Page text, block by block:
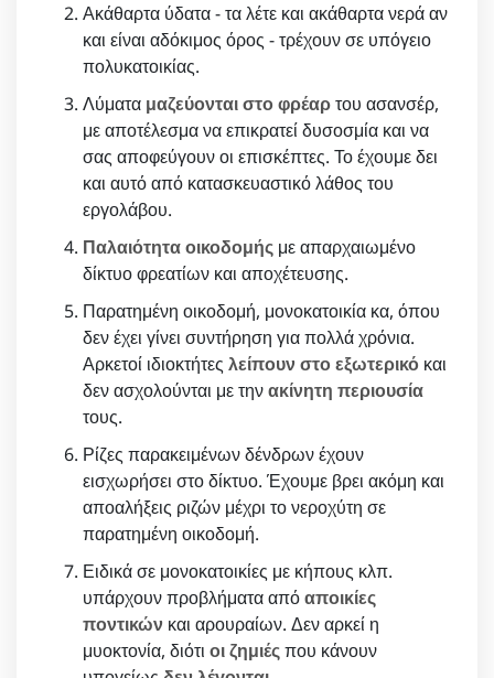
Ακάθαρτα ύδατα - τα λέτε και ακάθαρτα νερά αν
και είναι αδόκιμος όρος - τρέχουν σε υπόγειο
πολυκατοικίας.
Λύματα μαζεύονται στο φρέαρτου ασανσέρ,
με αποτέλεσμα να επικρατεί δυσοσμία και να
σας αποφεύγουν οι επισκέπτες. Το έχουμε δει
και αυτό από κατασκευαστικό λάθος του
εργολάβου.
Παλαιότητα οικοδομής με απαρχαιωμένο
δίκτυο φρεατίων και αποχέτευσης.
Παρατημένη οικοδομή, μονοκατοικία κα, όπου
δεν έχει γίνει συντήρηση για πολλά χρόνια.
Αρκετοί ιδιοκτήτες λείπουν στο εξωτερικό και
δεν ασχολούνται με τηνακίνητη περιουσία
τους.
Ρίζες παρακειμένων δένδρων έχουν
εισχωρήσει στο δίκτυο. Έχουμε βρει ακόμη και
αποαλήξεις ριζών μέχρι το νεροχύτη σε
παρατημένη οικοδομή.
Ειδικά σε μονοκατοικίες με κήπους κλπ.
υπάρχουν προβλήματα απόαποικίες
ποντικών και αρουραίων. Δεν αρκεί η
μυοκτονία, διότι οι ζημιέςπου κάνουν